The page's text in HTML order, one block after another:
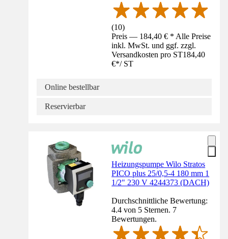
(10)
Preis — 184,40 € * Alle Preise
inkl. MwSt. und ggf. zzgl.
Versandkosten pro ST184,40
€*/ ST
Online bestellbar
Reservierbar
Heizungspumpe Wilo Stratos
PICO plus 25/0,5-4 180 mm 1
1/2" 230 V 4244373 (DACH)
Durchschnittliche Bewertung:
4.4 von 5 Sternen. 7
Bewertungen.